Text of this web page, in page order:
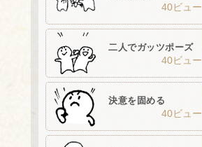
40ビュー
二人でガッツポーズ
40ビュー
決意を固める
40ビュー